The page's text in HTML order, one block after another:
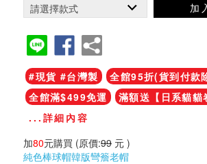
加
#現貨 #台灣製
全館95折(貨到付款
全館滿$499免運
滿額送【日系貓貓
...詳細內容
加80元購買 (原價:99 元 )
純色棒球帽韓版彎簷老帽